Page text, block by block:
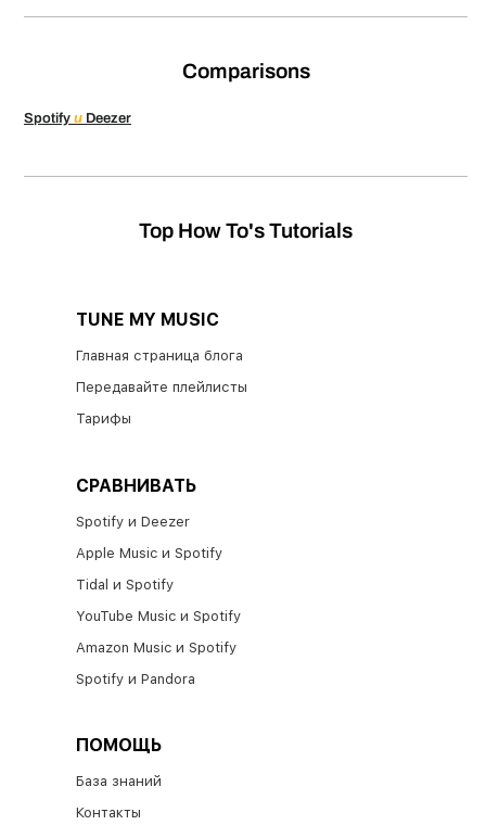
Comparisons
Spotify и Deezer
Top How To's Tutorials
TUNE MY MUSIC
Главная страница блога
Передавайте плейлисты
Тарифы
СРАВНИВАТЬ
Spotify и Deezer
Apple Music и Spotify​
Tidal и Spotify​
YouTube Music и Spotify
Amazon Music и Spotify
Spotify и Pandora
ПОМОЩЬ
База знаний
Контакты